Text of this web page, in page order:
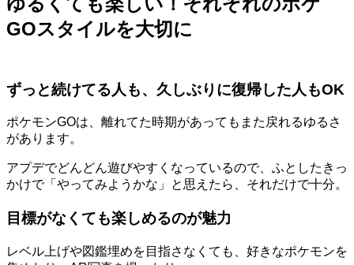
GOスタイルを大切に
ずっと続けてる人も、久しぶりに復帰した人もOK
ポケモンGOは、離れてた時期があってもまた戻れるゆるさ
があります。
アプデでどんどん遊びやすくなっているので、ふとしたきっ
かけで「やってみようかな」と思えたら、それだけで十分。
目標がなくても楽しめるのが魅力
レベル上げや図鑑埋めを目指さなくても、好きなポケモンを